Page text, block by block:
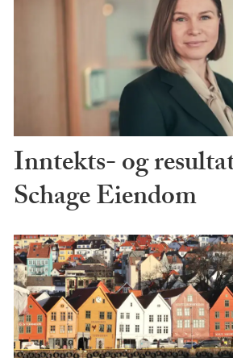
Inntekts- og
Schage Eiendom